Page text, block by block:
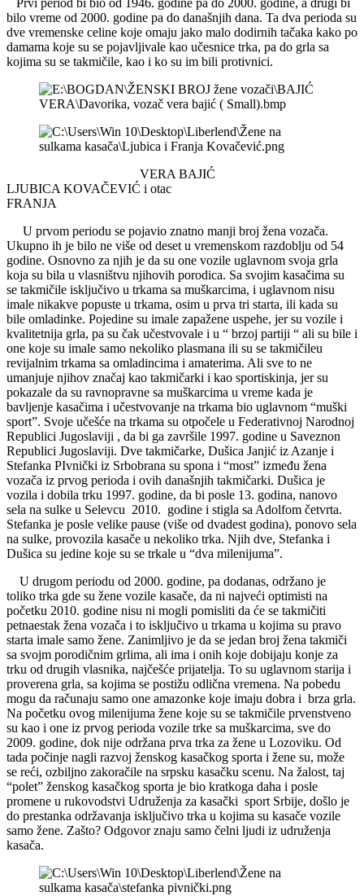
bilo vreme od 2000. godine pa do današnjih dana. Ta dva perioda su
dve vremenske celine koje omaju jako malo dodirnih tačaka kako po
damama koje su se pojavljivale kao učesnice trka, pa do grla sa
kojima su se takmičile, kao i ko su im bili protivnici.
VERA BAJIĆ
LJUBICA KOVAČEVIĆ i otac
FRANJA
U prvom periodu se pojavio znatno manji broj žena vozača.
Ukupno ih je bilo ne više od deset u vremenskom razdoblju od 54
godine. Osnovno za njih je da su one vozile uglavnom svoja grla
koja su bila u vlasništvu njihovih porodica. Sa svojim kasačima su
se takmičile isključivo u trkama sa muškarcima, i uglavnom nisu
imale nikakve popuste u trkama, osim u prva tri starta, ili kada su
bile omladinke. Pojedine su imale zapažene uspehe, jer su vozile i
kvalitetnija grla, pa su čak učestvovale i u “ brzoj partiji “ ali su bile i
one koje su imale samo nekoliko plasmana ili su se takmičileu
revijalnim trkama sa omladincima i amaterima. Ali sve to ne
umanjuje njihov značaj kao takmičarki i kao sportiskinja, jer su
pokazale da su ravnopravne sa muškarcima u vreme kada je
bavljenje kasačima i učestvovanje na trkama bio uglavnom “muški
sport”. Svoje učešće na trkama su otpočele u Federativnoj Narodnoj
Republici Jugoslaviji , da bi ga završile 1997. godine u Saveznon
Republici Jugoslaviji. Dve takmičarke, Dušica Janjić iz Azanje i
Stefanka PIvnički iz Srbobrana su spona i “most” između žena
vozača iz prvog perioda i ovih današnjih takmičarki. Dušica je
vozila i dobila trku 1997. godine, da bi posle 13. godina, nanovo
sela na sulke u Selevcu 2010. godine i stigla sa Adolfom četvrta.
Stefanka je posle velike pause (više od dvadest godina), ponovo sela
na sulke, provozila kasače u nekoliko trka. Njih dve, Stefanka i
Dušica su jedine koje su se trkale u “dva milenijuma”.
U drugom periodu od 2000. godine, pa dodanas, održano je
toliko trka gde su žene vozile kasače, da ni najveći optimisti na
početku 2010. godine nisu ni mogli pomisliti da će se takmičiti
petnaestak žena vozača i to isključivo u trkama u kojima su pravo
starta imale samo žene. Zanimljivo je da se jedan broj žena takmiči
sa svojm porodičnim grlima, ali ima i onih koje dobijaju konje za
trku od drugih vlasnika, najčešće prijatelja. To su uglavnom starija i
proverena grla, sa kojima se postižu odlična vremena. Na pobedu
mogu da računaju samo one amazonke koje imaju dobra i brza grla.
Na početku ovog milenijuma žene koje su se takmičile prvenstveno
su kao i one iz prvog perioda vozile trke sa muškarcima, sve do
2009. godine, dok nije održana prva trka za žene u Lozoviku. Od
tada počinje nagli razvoj ženskog kasačkog sporta i žene su, može
se reći, ozbiljno zakoračile na srpsku kasačku scenu. Na žalost, taj
“polet” ženskog kasačkog sporta je bio kratkoga daha i posle
promene u rukovodstvi Udruženja za kasački sport Srbije, došlo je
do prestanka održavanja isključivo trka u kojima su kasače vozile
samo žene. Zašto? Odgovor znaju samo čelni ljudi iz udruženja
kasača.